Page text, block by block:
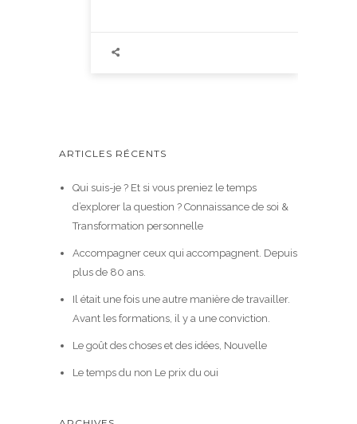
ARTICLES RÉCENTS
Qui suis-je ? Et si vous preniez le temps
d’explorer la question ? Connaissance de soi &
Transformation personnelle
Accompagner ceux qui accompagnent. Depuis
plus de 80 ans.
Il était une fois une autre manière de travailler.
Avant les formations, il y a une conviction.
Le goût des choses et des idées, Nouvelle
Le temps du non Le prix du oui